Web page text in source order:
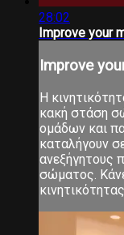
28:02
Improve your
Improve
Η
κακή στάση
ομάδων και
καταλήγουν
ανεξήγητους
σώματος.